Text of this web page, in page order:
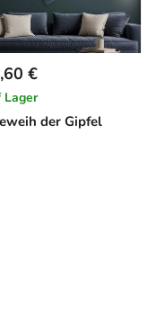
der Gipfel
€
Lager